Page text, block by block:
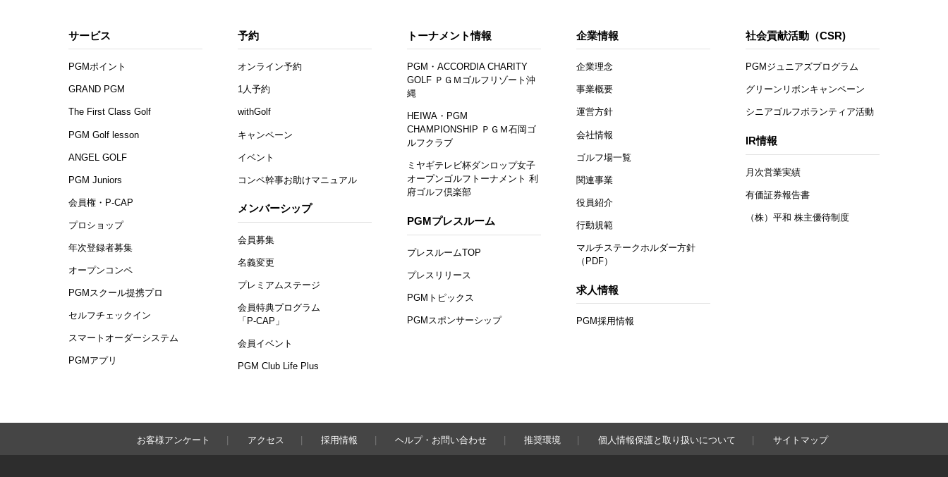
サービス
PGMポイント
GRAND PGM
The First Class Golf
PGM Golf lesson
ANGEL GOLF
PGM Juniors
会員権・P-CAP
プロショップ
年次登録者募集
オープンコンペ
PGMスクール提携プロ
セルフチェックイン
スマートオーダーシステム
PGMアプリ
予約
オンライン予約
1人予約
withGolf
キャンペーン
イベント
コンペ幹事お助けマニュアル
メンバーシップ
会員募集
名義変更
プレミアムステージ
会員特典プログラム
「P-CAP」
会員イベント
PGM Club Life Plus
トーナメント情報
PGM・ACCORDIA CHARITY
GOLF ＰＧＭゴルフリゾート沖
縄
HEIWA・PGM
CHAMPIONSHIP ＰＧＭ石岡ゴ
ルフクラブ
ミヤギテレビ杯ダンロップ女子
オープンゴルフトーナメント 利
府ゴルフ倶楽部
PGMプレスルーム
プレスルームTOP
プレスリリース
PGMトピックス
PGMスポンサーシップ
企業情報
企業理念
事業概要
運営方針
会社情報
ゴルフ場一覧
関連事業
役員紹介
行動規範
マルチステークホルダー方針
（PDF）
求人情報
PGM採用情報
社会貢献活動（CSR)
PGMジュニアズプログラム
グリーンリボンキャンペーン
シニアゴルフボランティア活動
IR情報
月次営業実績
有価証券報告書
（株）平和 株主優待制度
お客様アンケート アクセス 採用情報 ヘルプ・お問い合わせ 推奨環境 個人情報保護と取り扱いについて サイトマップ